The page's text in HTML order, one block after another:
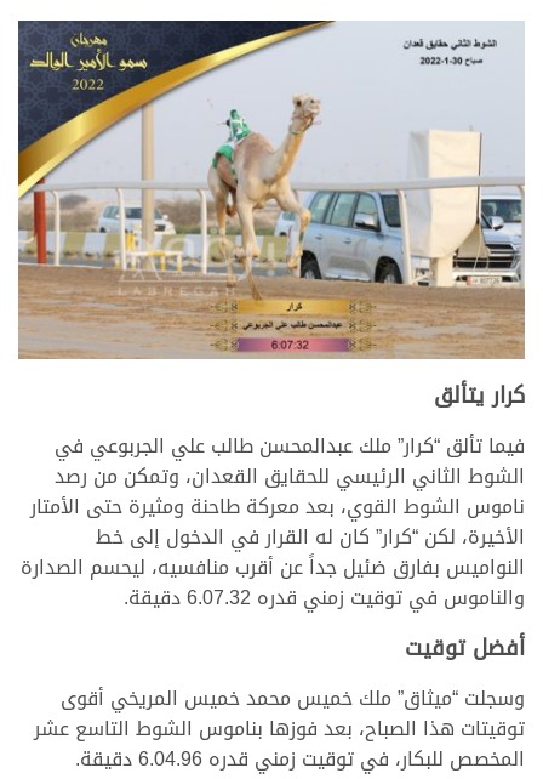
كرار يتألق
فيما تألق “كرار” ملك عبدالمحسن طالب علي الجربوعي في
الشوط الثاني الرئيسي للحقايق القعدان، وتمكن من رصد
ناموس الشوط القوي، بعد معركة طاحنة ومثيرة حتى الأمتار
الأخيرة، لكن “كرار” كان له القرار في الدخول إلى خط
النواميس بفارق ضئيل جداً عن أقرب منافسيه، ليحسم الصدارة
والناموس في توقيت زمني قدره 6.07.32 دقيقة.
أفضل توقيت
وسجلت “ميثاق” ملك خميس محمد خميس المريخي أقوى
توقيتات هذا الصباح، بعد فوزها بناموس الشوط التاسع عشر
المخصص للبكار، في توقيت زمني قدره 6.04.96 دقيقة.